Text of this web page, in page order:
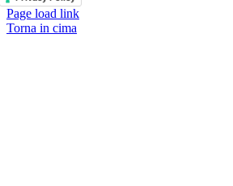
Page load link
Torna in cima